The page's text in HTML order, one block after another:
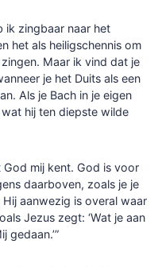
ik zingbaar naar het
het als heiligschennis om
Maar ik vind dat je
je het Duits als een
Als je Bach in je eigen
hij ten diepste wilde
mij kent. God is voor
daarboven, zoals je je
aanwezig is overal waar
Jezus zegt: ‘Wat je aan
gedaan.’”